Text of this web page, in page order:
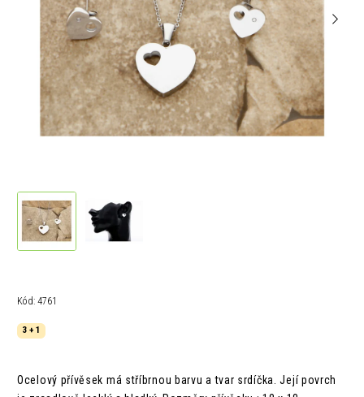
Kód: 4761
3 + 1
Ocelový přívěsek má stříbrnou barvu a tvar srdíčka. Její povrch